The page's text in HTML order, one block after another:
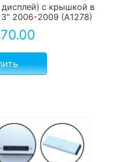
дисплей) с крышкой в
2006-2009 (A1278)
70.00